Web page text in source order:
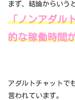
まず、結論からいう
「ノンアダル
的な稼働時間
アダルトチャットで
言われています。